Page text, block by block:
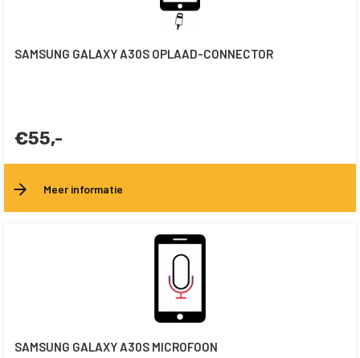
SAMSUNG GALAXY A30S OPLAAD-CONNECTOR
€55,-
Meer informatie
SAMSUNG GALAXY A30S MICROFOON